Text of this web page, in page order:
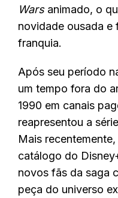
Warsanimado, o
novidade ousada e
franquia.
Após seu período
um tempo fora do
1990 em canais
reapresentou a
Mais
catálogo do
novos fãs da saga
peça do universo